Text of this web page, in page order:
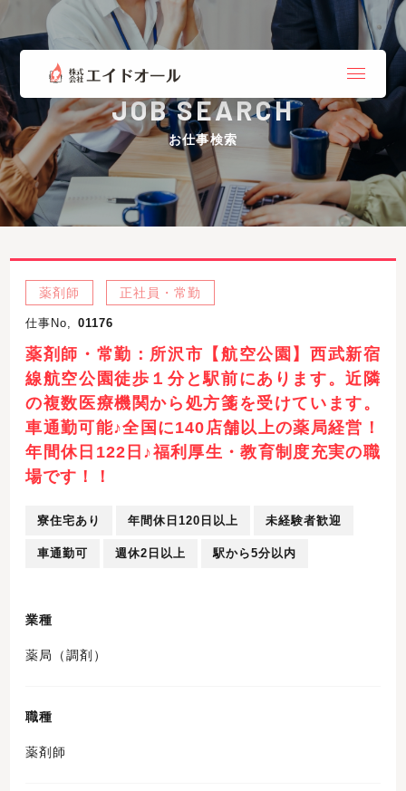
JOB SEARCH
お仕事検索
薬剤師 正社員・常勤
仕事No, 01176
薬剤師・常勤：所沢市【航空公園】西武新宿
線航空公園徒歩１分と駅前にあります。近隣
の複数医療機関から処方箋を受けています。
車通勤可能♪全国に140店舗以上の薬局経営！
年間休日122日♪福利厚生・教育制度充実の職
場です！！
寮住宅あり 年間休日120日以上 未経験者歓迎
車通勤可 週休2日以上 駅から5分以内
業種
薬局（調剤）
職種
薬剤師